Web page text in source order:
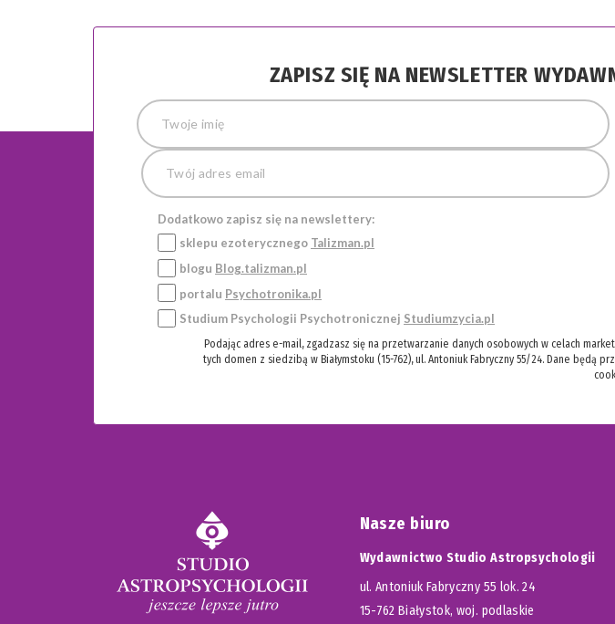
ZAPISZ SIĘ NA NEWSLETTER
Dodatkowo zapisz się na newslettery:
sklepu ezoterycznego Talizman.pl
blogu Blog.talizman.pl
portalu Psychotronika.pl
Studium Psychologii Psychotronicznej Studiumzycia.pl
Podając adres e-mail, zgadzasz się na przetwarzanie danych osobowych w celach
tych domen z siedzibą w Białymstoku (15-762), ul. Antoniuk Fabryczny 55/24. Dane
Nasze biuro
Wydawnictwo Studio Astropsychologii
ul. Antoniuk Fabryczny 55 lok. 24
15-762 Białystok, woj. podlaskie